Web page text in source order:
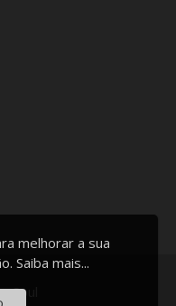
Soul
melhorar a sua
Saiba mais...